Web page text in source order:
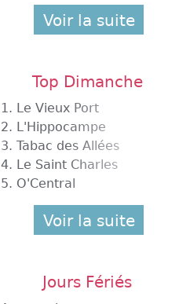
Voir la suite
Top Dimanche
1. Le Vieux Port
2. L'Hippocampe
3. Tabac des Allées
4. Le Saint Charles
5. O'Central
Voir la suite
Jours Fériés